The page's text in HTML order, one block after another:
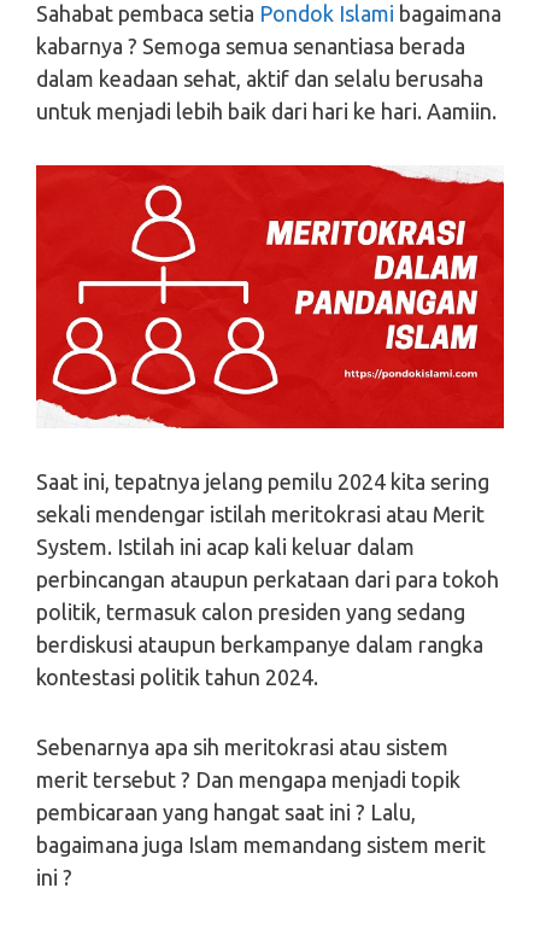
Sahabat pembaca setia Pondok Islami bagaimana
kabarnya ? Semoga semua senantiasa berada
dalam keadaan sehat, aktif dan selalu berusaha
untuk menjadi lebih baik dari hari ke hari. Aamiin.
Saat ini, tepatnya jelang pemilu 2024 kita sering
sekali mendengar istilah meritokrasi atau Merit
System. Istilah ini acap kali keluar dalam
perbincangan ataupun perkataan dari para tokoh
politik, termasuk calon presiden yang sedang
berdiskusi ataupun berkampanye dalam rangka
kontestasi politik tahun 2024.
Sebenarnya apa sih meritokrasi atau sistem
merit tersebut ? Dan mengapa menjadi topik
pembicaraan yang hangat saat ini ? Lalu,
bagaimana juga Islam memandang sistem merit
ini ?